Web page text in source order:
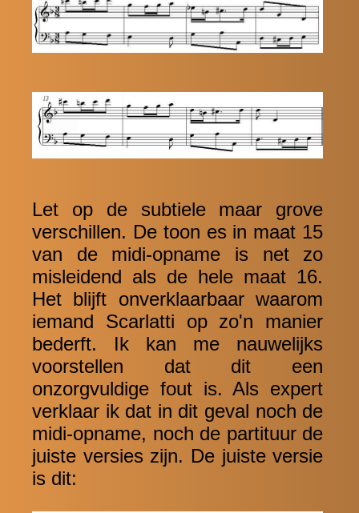
Let op de subtiele maar grove
verschillen. De toon es in maat 15
van de midi-opname is net zo
misleidend als de hele maat 16.
Het blijft onverklaarbaar waarom
iemand Scarlatti op zo'n manier
bederft. Ik kan me nauwelijks
voorstellen dat dit een
onzorgvuldige fout is. Als expert
verklaar ik dat in dit geval noch de
midi-opname, noch de partituur de
juiste versies zijn. De juiste versie
is dit: